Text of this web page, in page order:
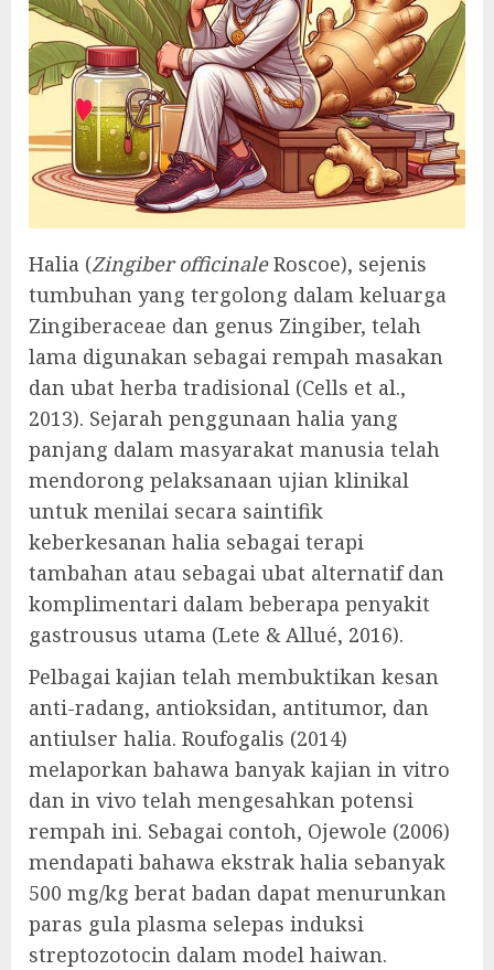
Halia (Zingiber officinaleRoscoe), sejenis
tumbuhan yang tergolong dalam keluarga
Zingiberaceae dan genus Zingiber, telah
lama digunakan sebagai rempah masakan
dan ubat herba tradisional (Cells et al.,
2013). Sejarah penggunaan halia yang
panjang dalam masyarakat manusia telah
mendorong pelaksanaan ujian klinikal
untuk menilai secara saintifik
keberkesanan halia sebagai terapi
tambahan atau sebagai ubat alternatif dan
komplimentari dalam beberapa penyakit
gastrousus utama (Lete & Allué, 2016).
Pelbagai kajian telah membuktikan kesan
anti-radang, antioksidan, antitumor, dan
antiulser halia. Roufogalis (2014)
melaporkan bahawa banyak kajian in vitro
dan in vivo telah mengesahkan potensi
rempah ini. Sebagai contoh, Ojewole (2006)
mendapati bahawa ekstrak halia sebanyak
500 mg/kg berat badan dapat menurunkan
paras gula plasma selepas induksi
streptozotocin dalam model haiwan.